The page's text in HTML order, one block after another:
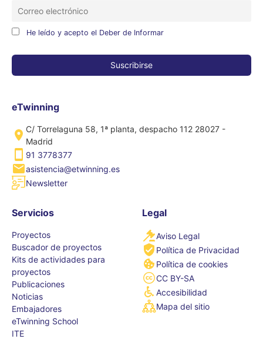
He leído y acepto el Deber de Informar
eTwinning
C/ Torrelaguna 58, 1ª planta, despacho 112 28027 -
Madrid
91 3778377
asistencia@etwinning.es
Newsletter
Servicios
Proyectos
Buscador de proyectos
Kits de actividades para
proyectos
Publicaciones
Noticias
Embajadores
eTwinning School
ITE
Legal
Aviso Legal
Política de Privacidad
Política de cookies
CC BY-SA
Accesibilidad
Mapa del sitio